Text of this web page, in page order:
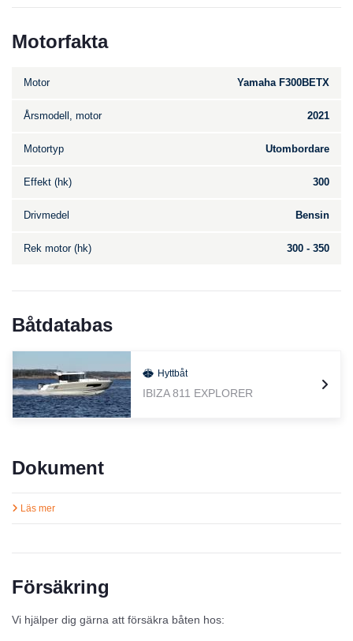
Motorfakta
Motor Yamaha F300BETX
Årsmodell, motor 2021
Motortyp Utombordare
Effekt (hk) 300
Drivmedel Bensin
Rek motor (hk) 300 - 350
Båtdatabas
Hyttbåt
IBIZA 811 EXPLORER
Dokument
Läs mer
Försäkring
Vi hjälper dig gärna att försäkra båten hos: